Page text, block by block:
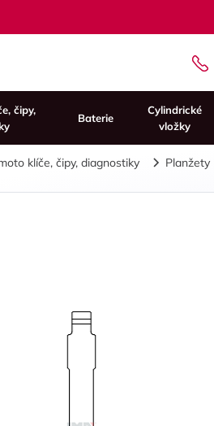
čipy,
Baterie
Cylindrické
vložky
klíče, čipy, diagnostiky Planžety